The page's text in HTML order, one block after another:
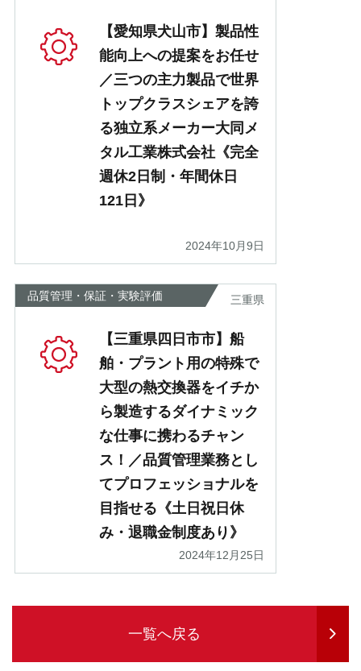
【愛知県犬山市】製品性
能向上への提案をお任せ
／三つの主力製品で世界
トップクラスシェアを誇
る独立系メーカー大同メ
タル工業株式会社《完全
週休2日制・年間休日
121日》
2024年10月9日
品質管理・保証・実験評価 三重県
【三重県四日市市】船
舶・プラント用の特殊で
大型の熱交換器をイチか
ら製造するダイナミック
な仕事に携わるチャン
ス！／品質管理業務とし
てプロフェッショナルを
目指せる《土日祝日休
み・退職金制度あり》
2024年12月25日
一覧へ戻る